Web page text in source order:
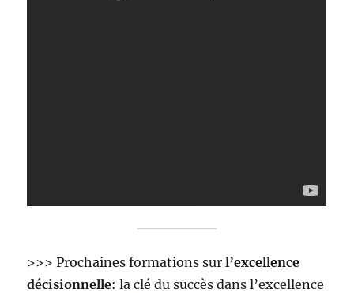
>>> Prochaines formations surl’excellence
décisionnelle: la clé du succès dans l’excellence